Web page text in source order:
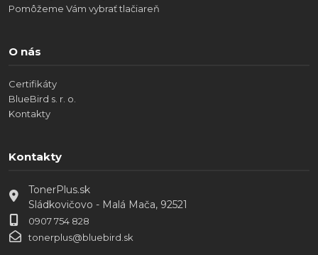
Pomôžeme Vám vybrať tlačiareň
O nás
Certifikáty
BlueBird s. r. o.
Kontakty
Kontakty
TonerPlus.sk
Sládkovičovo - Malá Mača, 92521
0907 754 828
tonerplus@bluebird.sk